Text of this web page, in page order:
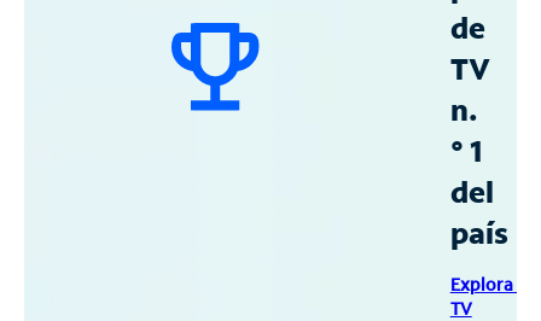
de
TV
n.
° 1
del
país
Explora
TV